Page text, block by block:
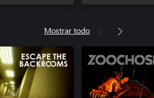
Mostrar todo